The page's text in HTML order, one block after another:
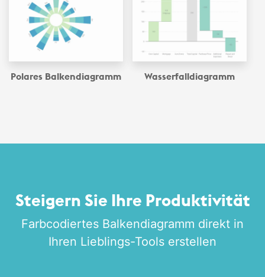
Polares Balken­diagramm Wasserfall­diagramm
Steigern Sie Ihre Produktivität
Farbcodiertes Balken­diagramm direkt in
Ihren Lieblings-Tools erstellen